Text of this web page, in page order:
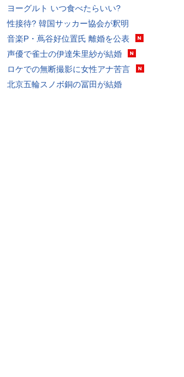
ヨーグルト いつ食べたらいい?
性接待? 韓国サッカー協会が釈明
音楽P・蔦谷好位置氏 離婚を公表
声優で雀士の伊達朱里紗が結婚
ロケでの無断撮影に女性アナ苦言
北京五輪スノボ銅の冨田が結婚